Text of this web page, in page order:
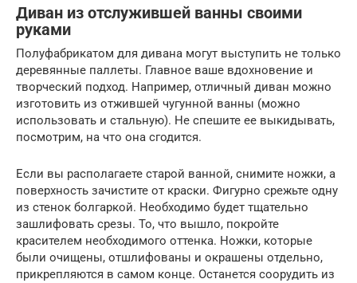
Диван из отслужившей ванны своими
руками
Полуфабрикатом для дивана могут выступить не только
деревянные паллеты. Главное ваше вдохновение и
творческий подход. Например, отличный диван можно
изготовить из отжившей чугунной ванны (можно
использовать и стальную). Не спешите ее выкидывать,
посмотрим, на что она сгодится.
Если вы располагаете старой ванной, снимите ножки, а
поверхность зачистите от краски. Фигурно срежьте одну
из стенок болгаркой. Необходимо будет тщательно
зашлифовать срезы. То, что вышло, покройте
красителем необходимого оттенка. Ножки, которые
были очищены, отшлифованы и окрашены отдельно,
прикрепляются в самом конце. Останется соорудить из